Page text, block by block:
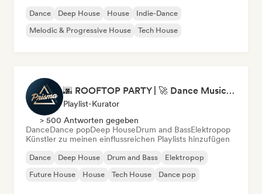
Dance Deep House House
Indie-Dance
Melodic & Progressive House
Tech House
🌆 ROOFTOP PARTY | 🚀 Dance Music Mix 2026 by Prisma Records
Playlist-Kurator
> 500 Antworten gegeben
DanceDance popDeep HouseDrum and BassElektropop
Künstler zu meinen einflussreichen Playlists hinzufügen
Dance Deep House Drum and Bass
Elektropop
Future House
House Tech House Dance pop